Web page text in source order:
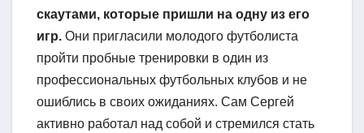
скаутами, которые пришли на одну из его
игр. Они пригласили молодого футболиста
пройти пробные тренировки в один из
профессиональных футбольных клубов и не
ошиблись в своих ожиданиях. Сам Сергей
активно работал над собой и стремился стать